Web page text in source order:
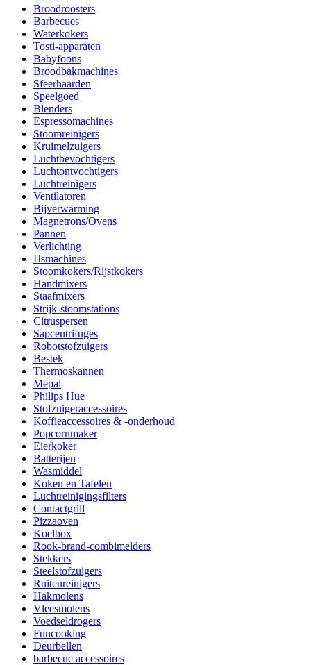
Broodroosters
Barbecues
Waterkokers
Tosti-apparaten
Babyfoons
Broodbakmachines
Sfeerhaarden
Speelgoed
Blenders
Espressomachines
Stoomreinigers
Kruimelzuigers
Luchtbevochtigers
Luchtontvochtigers
Luchtreinigers
Ventilatoren
Bijverwarming
Magnetrons/Ovens
Pannen
Verlichting
IJsmachines
Stoomkokers/Rijstkokers
Handmixers
Staafmixers
Strijk-stoomstations
Citruspersen
Sapcentrifuges
Robotstofzuigers
Bestek
Thermoskannen
Mepal
Philips Hue
Stofzuigeraccessoires
Koffieaccessoires & -onderhoud
Popcornmaker
Eierkoker
Batterijen
Wasmiddel
Koken en Tafelen
Luchtreinigingsfilters
Contactgrill
Pizzaoven
Koelbox
Rook-brand-combimelders
Stekkers
Steelstofzuigers
Ruitenreinigers
Hakmolens
Vleesmolens
Voedseldrogers
Funcooking
Deurbellen
barbecue accessoires